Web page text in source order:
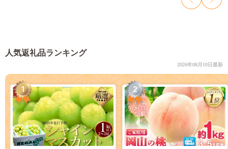
人気返礼品ランキング
2026年08月10日最新
1 2